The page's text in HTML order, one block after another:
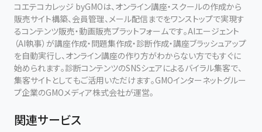
コエテコカレッジ byGMOは、オンライン講座・スクールの作成から
販売サイト構築、会員管理、メール配信までをワンストップで実現す
るコンテンツ販売・動画販売プラットフォームです。AIエージェント
（AI執事）が講座作成・問題集作成・診断作成・講座ブラッシュアップ
を自動実行し、オンライン講座の作り方がわからない方でもすぐに
始められます。診断コンテンツのSNSシェアによるバイラル集客で、
集客サイトとしてもご活用いただけます。GMOインターネットグルー
プ企業のGMOメディア株式会社が運営。
関連サービス